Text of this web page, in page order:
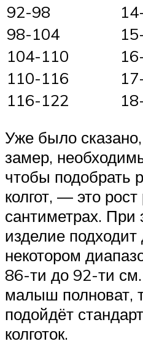
92-98
98-104
104-110
110-116
116-122
Уже было
замер,
чтобы подобрать
колгот, — это
сантиметрах. При
изделие подходит
некотором
86-ти до 92-ти
малыш полноват,
подойдёт
колготок.